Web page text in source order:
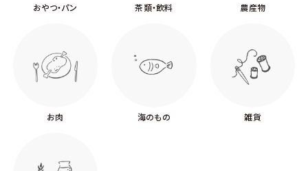
おやつ・パン 茶類・飲料 農産物
お肉 海のもの 雑貨